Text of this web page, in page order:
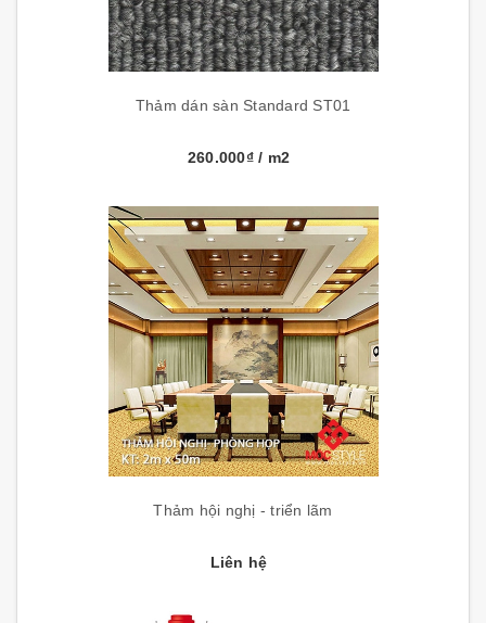
Thảm dán sàn Standard ST01
260.000₫/ m2
Thảm hội nghị - triển lãm
Liên hệ